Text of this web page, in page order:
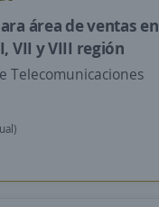
área de ventas en
VII y VIII región
Telecomunicaciones